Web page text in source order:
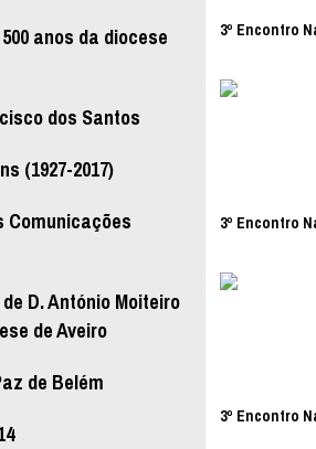
anos da diocese
dos Santos
(1927-2017)
Comunicações
D. António Moiteiro
de Aveiro
de Belém
3º Encontro
3º Encontro
3º Encontro